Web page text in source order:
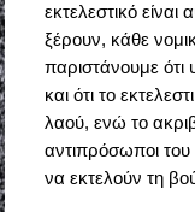
εκτελεστικό είναι
ξέρουν, κάθε
παριστάνουμε
και ότι το
λαού, ενώ το
αντιπρόσωποι
να εκτελούν τη